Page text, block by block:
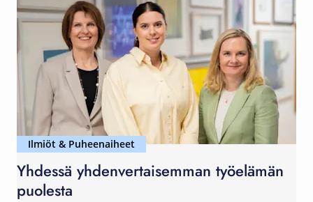
Ilmiöt & Puheenaiheet
Yhdessä yhdenvertaisemman työelämän
puolesta